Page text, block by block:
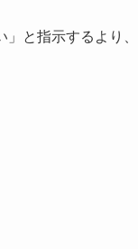
と指示するより、